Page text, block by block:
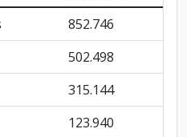
852.746
502.498
315.144
123.940